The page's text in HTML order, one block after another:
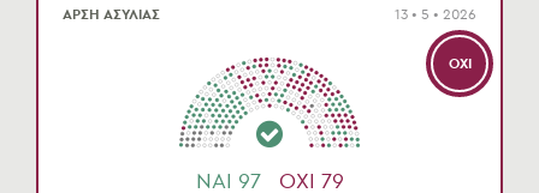
ΌΧΙ
ΑΡΣΗ ΑΣΥΛΙΑΣ 13 • 5 • 2026
NAI 97 OXI 79